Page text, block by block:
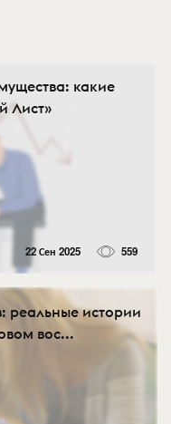
какие
Лист»
22 Сен 2025 559
реальные истории
вос...